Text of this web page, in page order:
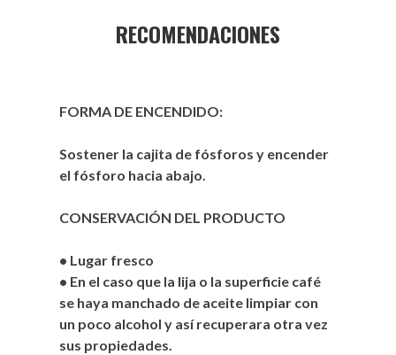
RECOMENDACIONES
FORMA DE ENCENDIDO:
Sostener la cajita de fósforos y encender
el fósforo hacia abajo.
CONSERVACIÓN DEL PRODUCTO
• Lugar fresco
• En el caso que la lija o la superficie café
se haya manchado de aceite limpiar con
un poco alcohol y así recuperara otra vez
sus propiedades.